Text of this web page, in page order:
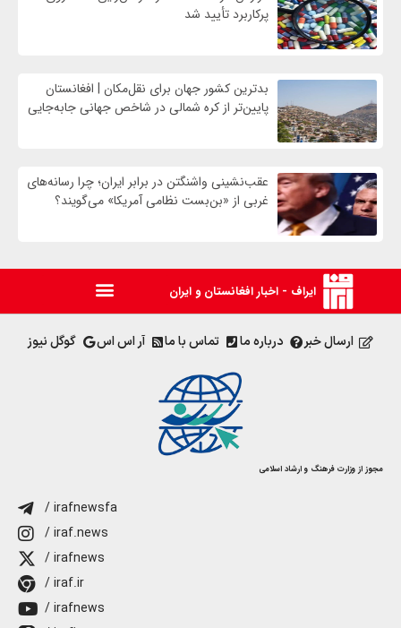
پرکاربرد تأیید شد
بدترین کشور جهان برای نقل‌مکان | افغانستان
پایین‌تر از کره شمالی در شاخص جهانی جابه‌جایی
عقب‌نشینی واشنگتن در برابر ایران؛ چرا رسانه‌های
غربی از «بن‌بست نظامی آمریکا» می‌گویند؟
ایراف - اخبار افغانستان و ایران
ارسال خبر درباره ما تماس با ما آر اس اس گوگل نیوز
مجوز از وزارت فرهنگ و ارشاد اسلامی
/ irafnewsfa
/ iraf.news
/ irafnews
/ iraf.ir
/ irafnews